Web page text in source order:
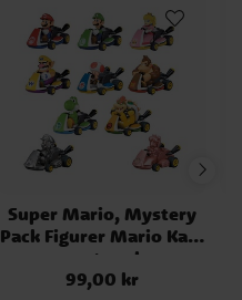
Super Mario, Mystery
Pack Figurer Mario Kart
osorterade
Pris:99,00 kr
99,00 kr